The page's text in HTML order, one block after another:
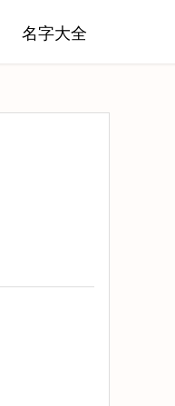
名字大全